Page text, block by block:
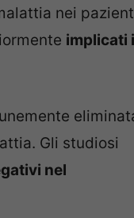
nei
implicati
Gli studiosi
nel